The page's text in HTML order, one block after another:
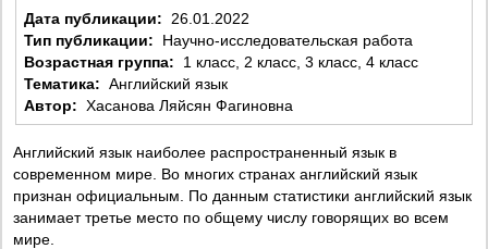
Дата публикации: 26.01.2022
Тип публикации:
Научно-исследовательская работа
Возрастная группа:
1 класс, 2 класс, 3 класс, 4 класс
Тематика: Английский язык
Автор: Хасанова Ляйсян Фагиновна
Английский язык наиболее распространенный язык в
современном мире. Во многих странах английский язык
признан официальным. По данным статистики английский язык
занимает третье место по общему числу говорящих во всем
мире.